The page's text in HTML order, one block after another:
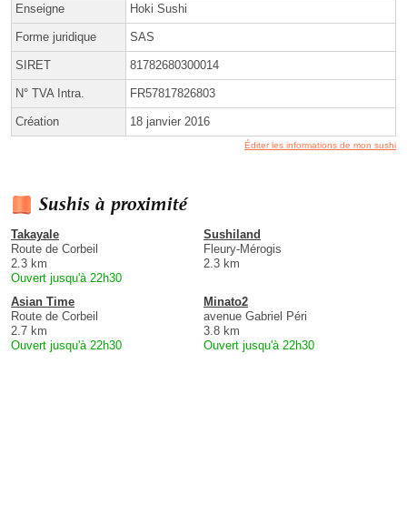
Enseigne Hoki Sushi
Forme juridique SAS
SIRET 81782680300014
N° TVA Intra. FR57817826803
Création 18 janvier 2016
Éditer les informations de mon sushi
Sushis à proximité
Takayale
Route de Corbeil
2.3 km
Ouvert jusqu'à 22h30
Sushiland
Fleury-Mérogis
2.3 km
Asian Time
Route de Corbeil
2.7 km
Ouvert jusqu'à 22h30
Minato2
avenue Gabriel Péri
3.8 km
Ouvert jusqu'à 22h30